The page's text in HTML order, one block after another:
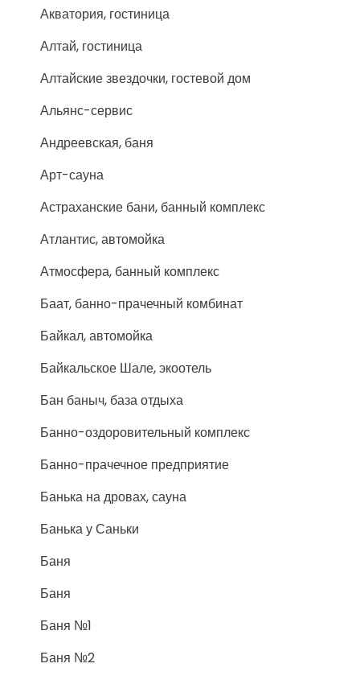
Акватория, гостиница
Алтай, гостиница
Алтайские звездочки, гостевой дом
Альянс-сервис
Андреевская, баня
Арт-сауна
Астраханские бани, банный комплекс
Атлантис, автомойка
Атмосфера, банный комплекс
Баат, банно-прачечный комбинат
Байкал, автомойка
Байкальское Шале, экоотель
Бан баныч, база отдыха
Банно-оздоровительный комплекс
Банно-прачечное предприятие
Банька на дровах, сауна
Банька у Саньки
Баня
Баня
Баня №1
Баня №2